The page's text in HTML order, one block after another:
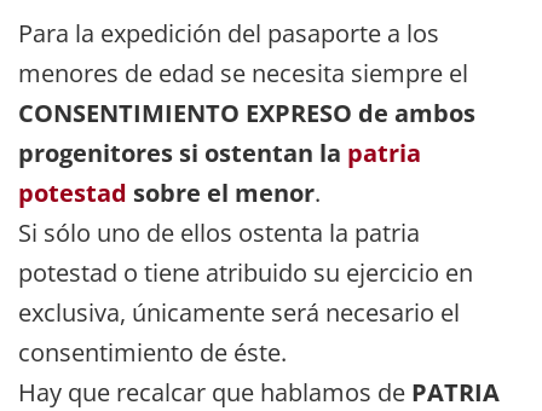
Para la expedición del pasaporte a los
menores de edad se necesita siempre el
CONSENTIMIENTO EXPRESO de ambos
progenitores si ostentan la patria
potestad sobre el menor.
Si sólo uno de ellos ostenta la patria
potestad o tiene atribuido su ejercicio en
exclusiva, únicamente será necesario el
consentimiento de éste.
Hay que recalcar que hablamos de PATRIA